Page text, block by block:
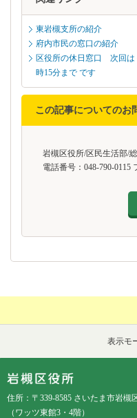
東岩槻支所の紹介
府内市民の窓口の紹介
区役所の休日窓口 次回は
時15分まで です
この記事についてのお
岩槻区役所/区民生活部/
電話番号：048-790-0115
表示モ
住所：〒339-8585 さいたま市岩槻
（ワッツ東館3・4階）